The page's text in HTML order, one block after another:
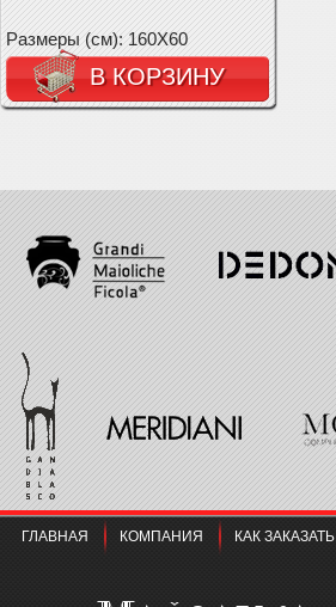
Размеры (см): 160X60
В КОРЗИНУ
ГЛАВНАЯ КОМПАНИЯ КАК ЗАКАЗАТЬ